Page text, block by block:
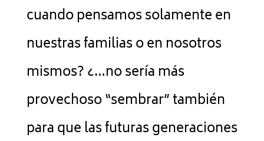
cuando pensamos solamente en
nuestras familias o en nosotros
mismos? ¿…no sería más
provechoso “sembrar” también
para que las futuras generaciones